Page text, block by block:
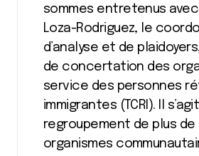
sommes entretenus avec
Loza-Rodriguez, le
d’analyse et de
de concertation des
service des personnes
immigrantes (TCRI). Il s’agit
regroupement de plus de
organismes